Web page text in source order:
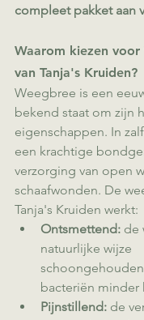
compleet pakket aan
Waarom kiezen
van Tanja's Kruiden?
Weegbree is een
bekend staat om zijn
eigenschappen. In
een krachtige
verzorging van open
schaafwonden. De
Tanja's Kruiden werkt:
Ontsmettend: de
natuurlijke wijze
bacteriën minder
Pijnstillend: de